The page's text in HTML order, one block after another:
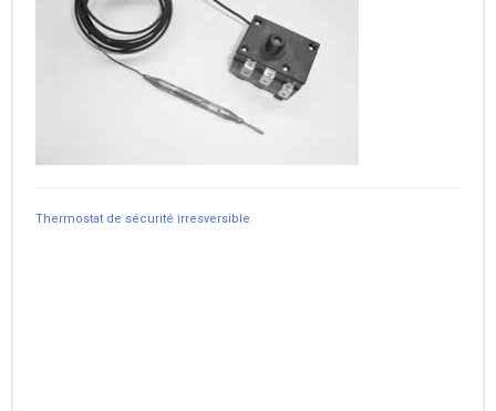
Thermostat de sécurité irresversible